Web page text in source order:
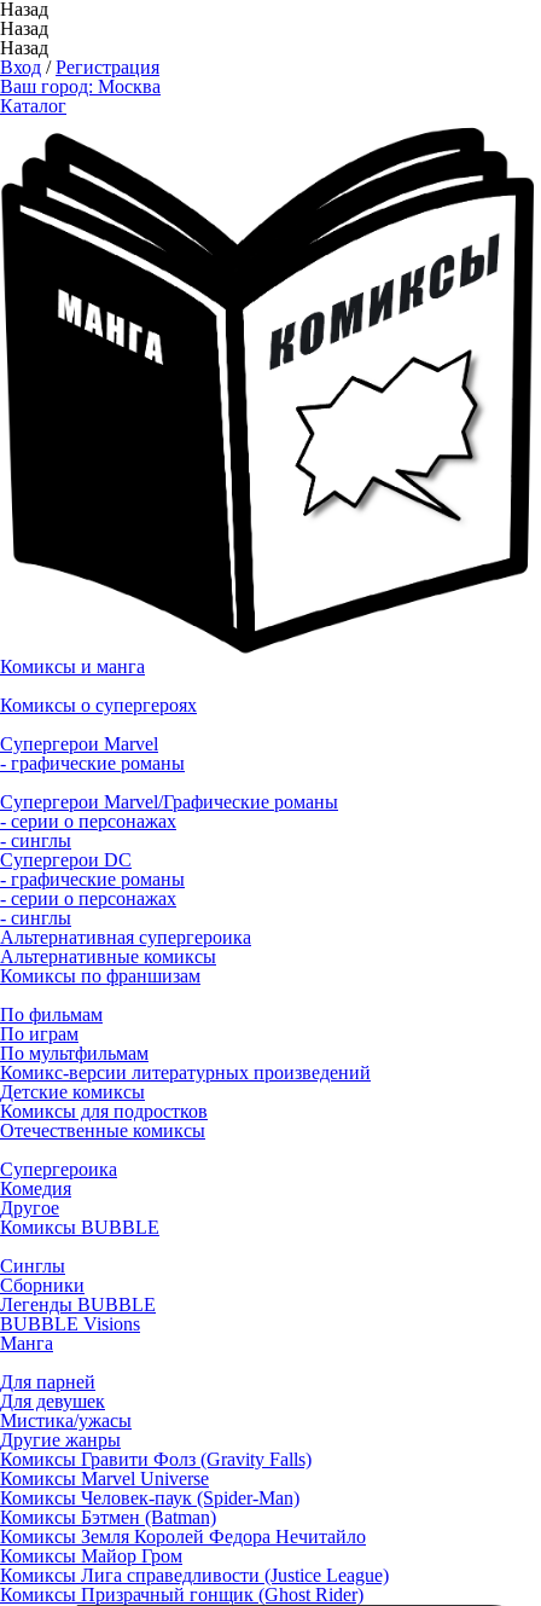
Назад
Назад
Назад
Вход /Регистрация
Ваш город: Москва
Каталог
Комиксы и манга
Комиксы о супергероях
Супергерои Marvel
- графические романы
Супергерои Marvel/Графические романы
- серии о персонажах
- синглы
Супергерои DC
- графические романы
- серии о персонажах
- синглы
Альтернативная супергероика
Альтернативные комиксы
Комиксы по франшизам
По фильмам
По играм
По мультфильмам
Комикс-версии литературных произведений
Детские комиксы
Комиксы для подростков
Отечественные комиксы
Супергероика
Комедия
Другое
Комиксы BUBBLE
Синглы
Сборники
Легенды BUBBLE
BUBBLE Visions
Манга
Для парней
Для девушек
Мистика/ужасы
Другие жанры
Комиксы Гравити Фолз (Gravity Falls)
Комиксы Marvel Universe
Комиксы Человек-паук (Spider-Man)
Комиксы Бэтмен (Batman)
Комиксы Земля Королей Федора Нечитайло
Комиксы Майор Гром
Комиксы Лига справедливости (Justice League)
Комиксы Призрачный гонщик (Ghost Rider)